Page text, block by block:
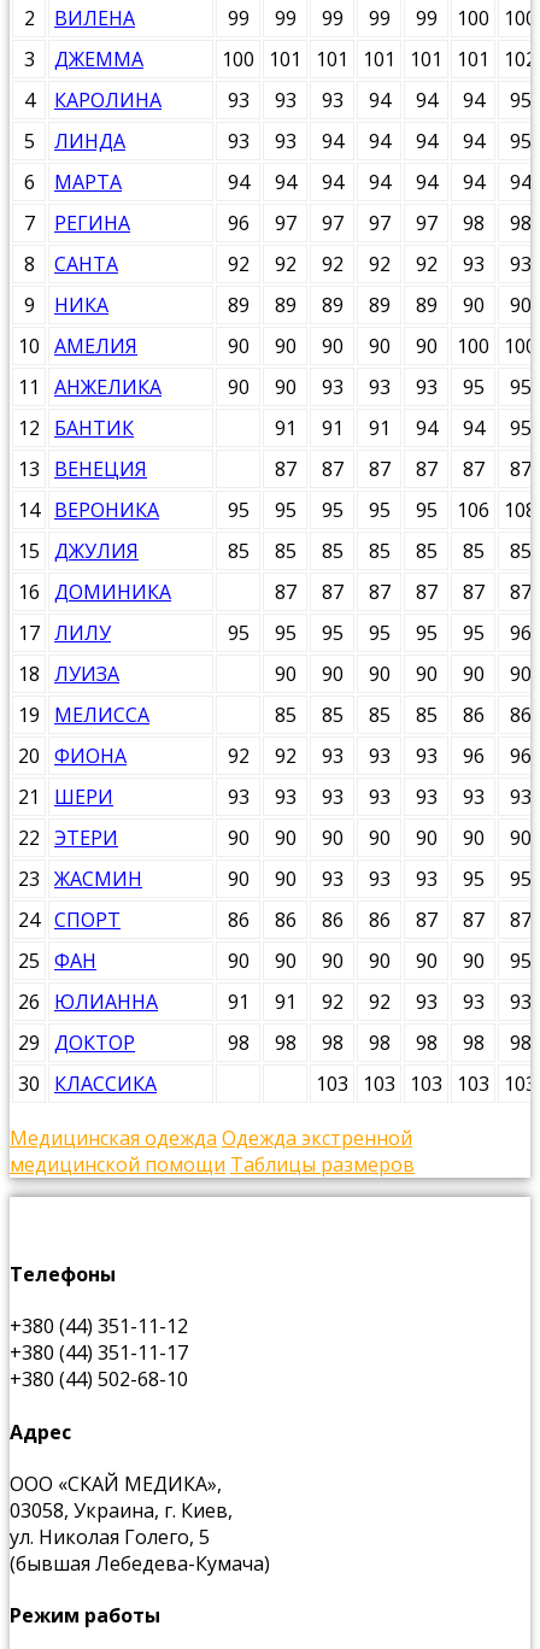
2
ВИЛЕНА 99 99 99 99 99 100
100
3
ДЖЕММА 100 101 101 101 101 101
102
4
КАРОЛИНА 93 93 93 94 94 94
95
5
ЛИНДА 93 93 94 94 94 94
95
6
МАРТА 94 94 94 94 94 94
94
7
РЕГИНА 96 97 97 97 97 98
98
8
САНТА 92 92 92 92 92 93
93
9
НИКА 89 89 89 89 89 90
90
10 АМЕЛИЯ 90 90 90 90 90 100
100
11
АНЖЕЛИКА 90 90 93 93 93 95
95
12
БАНТИК 91 91 91 94 94
95
13
ВЕНЕЦИЯ 87 87 87 87 87
87
14 ВЕРОНИКА 95 95 95 95 95 106
108
15 ДЖУЛИЯ 85 85 85 85 85 85
85
16 ДОМИНИКА 87 87 87 87 87
87
17 ЛИЛУ 95 95 95 95 95 95
96
18 ЛУИЗА 90 90 90 90 90
90
19
МЕЛИССА 85 85 85 85 86
86
20 ФИОНА 92 92 93 93 93 96
96
21
ШЕРИ 93 93 93 93 93 93
93
22 ЭТЕРИ 90 90 90 90 90 90
90
23 ЖАСМИН 90 90 93 93 93 95
95
24 СПОРТ 86 86 86 86 87 87
87
25 ФАН 90 90 90 90 90 90
95
26
ЮЛИАННА 91 91 92 92 93 93
93
29 ДОКТОР 98 98 98 98 98 98
98
30
КЛАССИКА 103 103 103 103 103
Медицинская одежда Одежда экстренной
медицинской помощи Таблицы размеров
Телефоны
+380 (44) 351-11-12
+380 (44) 351-11-17
+380 (44) 502-68-10
Адрес
ООО «СКАЙ МЕДИКА»,
03058, Украина, г. Киев,
ул. Николая Голего, 5
(бывшая Лебедева-Кумача)
Режим работы